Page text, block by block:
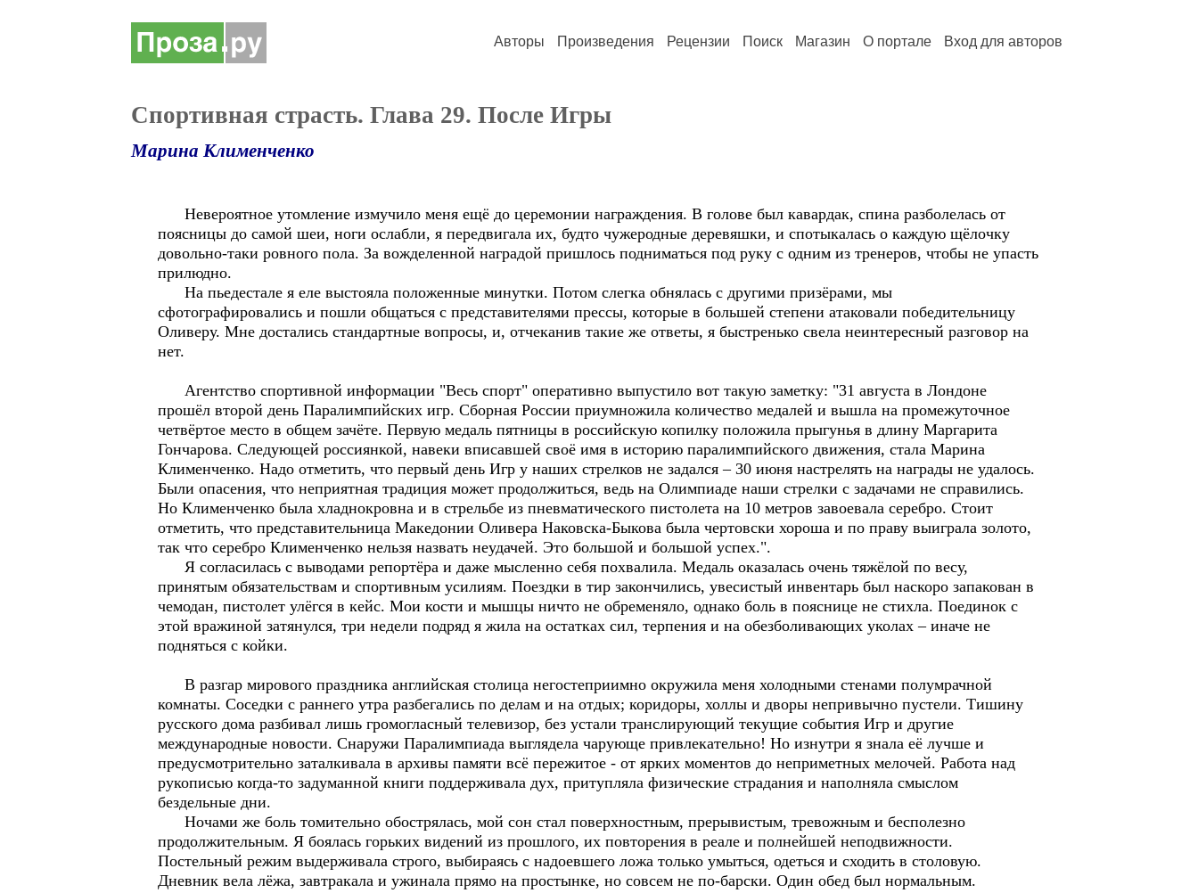
Авторы Произведения Рецензии Поиск Магазин О портале Вход для авторов
Спортивная страсть. Глава 29. После Игры
Марина Клименченко
Невероятное утомление измучило меня ещё до церемонии награждения. В голове был кавардак, спина разболелась от
поясницы до самой шеи, ноги ослабли, я передвигала их, будто чужеродные деревяшки, и спотыкалась о каждую щёлочку
довольно-таки ровного пола. За вожделенной наградой пришлось подниматься под руку с одним из тренеров, чтобы не упасть
прилюдно.
На пьедестале я еле выстояла положенные минутки. Потом слегка обнялась с другими призёрами, мы
сфотографировались и пошли общаться с представителями прессы, которые в большей степени атаковали победительницу
Оливеру. Мне достались стандартные вопросы, и, отчеканив такие же ответы, я быстренько свела неинтересный разговор на
нет.
Агентство спортивной информации "Весь спорт" оперативно выпустило вот такую заметку: "31 августа в Лондоне
прошёл второй день Паралимпийских игр. Сборная России приумножила количество медалей и вышла на промежуточное
четвёртое место в общем зачёте. Первую медаль пятницы в российскую копилку положила прыгунья в длину Маргарита
Гончарова. Следующей россиянкой, навеки вписавшей своё имя в историю паралимпийского движения, стала Марина
Клименченко. Надо отметить, что первый день Игр у наших стрелков не задался – 30 июня настрелять на награды не удалось.
Были опасения, что неприятная традиция может продолжиться, ведь на Олимпиаде наши стрелки с задачами не справились.
Но Клименченко была хладнокровна и в стрельбе из пневматического пистолета на 10 метров завоевала серебро. Стоит
отметить, что представительница Македонии Оливера Наковска-Быкова была чертовски хороша и по праву выиграла золото,
так что серебро Клименченко нельзя назвать неудачей. Это большой и большой успех.".
Я согласилась с выводами репортёра и даже мысленно себя похвалила. Медаль оказалась очень тяжёлой по весу,
принятым обязательствам и спортивным усилиям. Поездки в тир закончились, увесистый инвентарь был наскоро запакован в
чемодан, пистолет улёгся в кейс. Мои кости и мышцы ничто не обременяло, однако боль в пояснице не стихла. Поединок с
этой вражиной затянулся, три недели подряд я жила на остатках сил, терпения и на обезболивающих уколах – иначе не
подняться с койки.
В разгар мирового праздника английская столица негостеприимно окружила меня холодными стенами полумрачной
комнаты. Соседки с раннего утра разбегались по делам и на отдых; коридоры, холлы и дворы непривычно пустели. Тишину
русского дома разбивал лишь громогласный телевизор, без устали транслирующий текущие события Игр и другие
международные новости. Снаружи Паралимпиада выглядела чарующе привлекательно! Но изнутри я знала её лучше и
предусмотрительно заталкивала в архивы памяти всё пережитое - от ярких моментов до неприметных мелочей. Работа над
рукописью когда-то задуманной книги поддерживала дух, притупляла физические страдания и наполняла смыслом
бездельные дни.
Ночами же боль томительно обострялась, мой сон стал поверхностным, прерывистым, тревожным и бесполезно
продолжительным. Я боялась горьких видений из прошлого, их повторения в реале и полнейшей неподвижности.
Постельный режим выдерживала строго, выбираясь с надоевшего ложа только умыться, одеться и сходить в столовую.
Дневник вела лёжа, завтракала и ужинала прямо на простынке, но совсем не по-барски. Один обед был нормальным.